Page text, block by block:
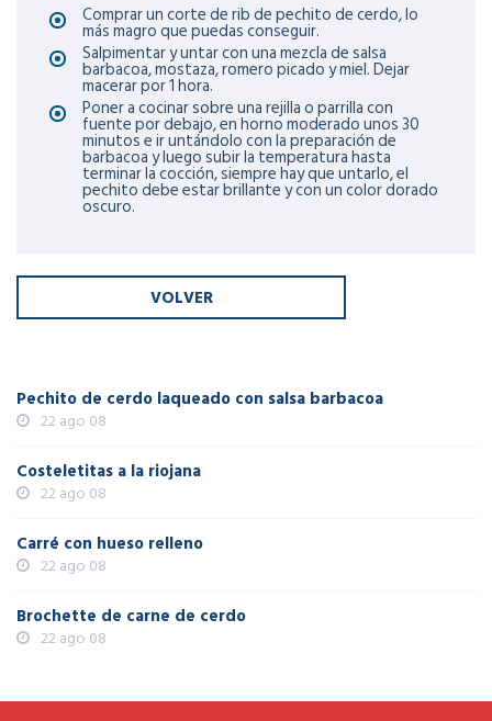
Comprar un corte de rib de pechito de cerdo, lo
más magro que puedas conseguir.
Salpimentar y untar con una mezcla de salsa
barbacoa, mostaza, romero picado y miel. Dejar
macerar por 1 hora.
Poner a cocinar sobre una rejilla o parrilla con
fuente por debajo, en horno moderado unos 30
minutos e ir untándolo con la preparación de
barbacoa y luego subir la temperatura hasta
terminar la cocción, siempre hay que untarlo, el
pechito debe estar brillante y con un color dorado
oscuro.
Pechito de cerdo laqueado con salsa barbacoa
22 ago 08
Costeletitas a la riojana
22 ago 08
Carré con hueso relleno
22 ago 08
Brochette de carne de cerdo
22 ago 08